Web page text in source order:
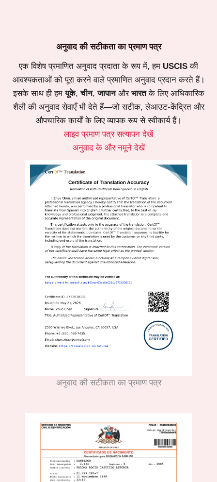
अनुवाद की सटीकता का प्रमाण पत्र
एक विशेष प्रमाणित अनुवाद प्रदाता के रूप में, हम USCIS की
आवश्यकताओं को पूरा करने वाले प्रमाणित अनुवाद प्रदान करते हैं।
इसके साथ ही हमयूके,चीन,जापानऔर भारतके लिए आधिकारिक
शैली की अनुवाद सेवाएँ भी देते हैं—जो सटीक, लेआउट-केंद्रित और
औपचारिक कार्यों के लिए व्यापक रूप से स्वीकार्य हैं।
लाइव प्रमाण पत्र सत्यापन देखें
अनुवाद के और नमूने देखें
अनुवाद की सटीकता का प्रमाण पत्र